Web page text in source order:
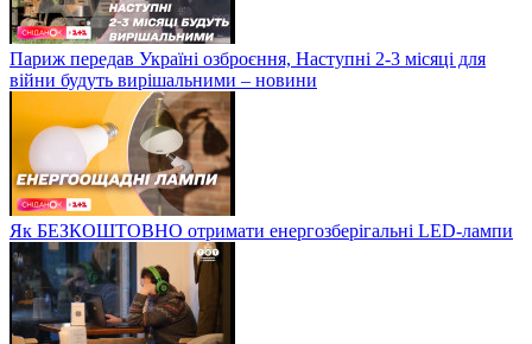
Париж передав Україні озброєння, Наступні 2-3 місяці для
війни будуть вирішальними – новини
Як БЕЗКОШТОВНО отримати енергозберігальні LED-лампи